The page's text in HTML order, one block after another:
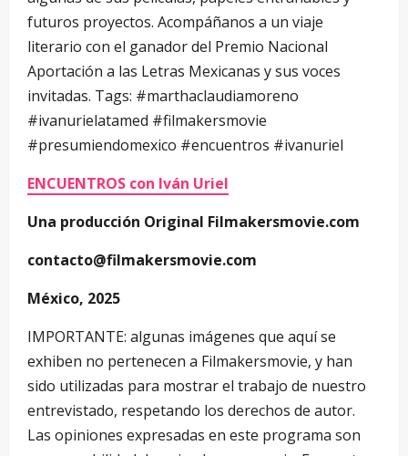
futuros proyectos. Acompáñanos a un viaje
literario con el ganador del Premio Nacional
Aportación a las Letras Mexicanas y sus voces
invitadas. Tags: #marthaclaudiamoreno
#ivanurielatamed #filmakersmovie
#presumiendomexico #encuentros #ivanuriel
ENCUENTROS con Iván Uriel
Una producción Original Filmakersmovie.com
contacto@filmakersmovie.com
México, 2025
IMPORTANTE: algunas imágenes que aquí se
exhiben no pertenecen a Filmakersmovie, y han
sido utilizadas para mostrar el trabajo de nuestro
entrevistado, respetando los derechos de autor.
Las opiniones expresadas en este programa son